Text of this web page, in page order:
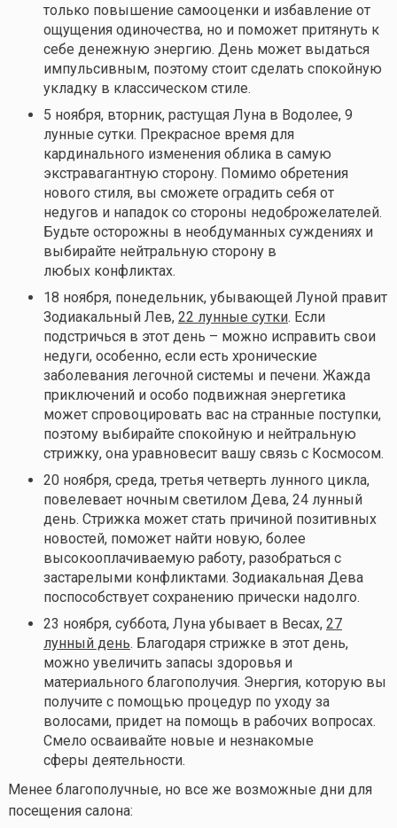
только повышение самооценки и избавление от
ощущения одиночества, но и поможет притянуть к
себе денежную энергию. День может выдаться
импульсивным, поэтому стоит сделать спокойную
укладку в классическом стиле.
5 ноября, вторник, растущая Луна в Водолее, 9
лунные сутки. Прекрасное время для
кардинального изменения облика в самую
экстравагантную сторону. Помимо обретения
нового стиля, вы сможете оградить себя от
недугов и нападок со стороны недоброжелателей.
Будьте осторожны в необдуманных суждениях и
выбирайте нейтральную сторону в
любых конфликтах.
18 ноября, понедельник, убывающей Луной правит
Зодиакальный Лев, 22 лунные сутки. Если
подстричься в этот день – можно исправить свои
недуги, особенно, если есть хронические
заболевания легочной системы и печени. Жажда
приключений и особо подвижная энергетика
может спровоцировать вас на странные поступки,
поэтому выбирайте спокойную и нейтральную
стрижку, она уравновесит вашу связь с Космосом.
20 ноября, среда, третья четверть лунного цикла,
повелевает ночным светилом Дева, 24 лунный
день. Стрижка может стать причиной позитивных
новостей, поможет найти новую, более
высокооплачиваемую работу, разобраться с
застарелыми конфликтами. Зодиакальная Дева
поспособствует сохранению прически надолго.
23 ноября, суббота, Луна убывает в Весах, 27
лунный день. Благодаря стрижке в этот день,
можно увеличить запасы здоровья и
материального благополучия. Энергия, которую вы
получите с помощью процедур по уходу за
волосами, придет на помощь в рабочих вопросах.
Смело осваивайте новые и незнакомые
сферы деятельности.
Менее благополучные, но все же возможные дни для
посещения салона: